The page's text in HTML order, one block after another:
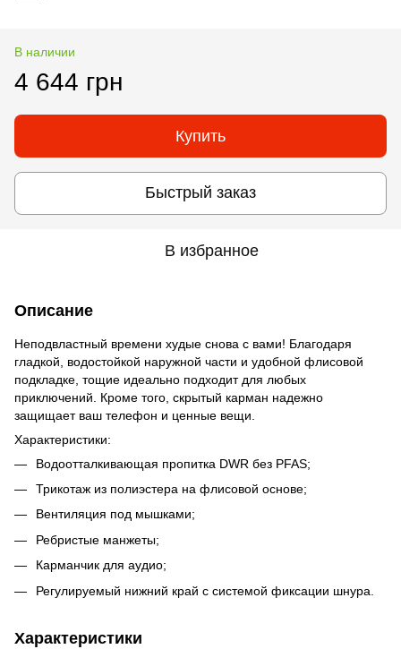
В наличии
4 644 грн
Купить
Быстрый заказ
В избранное
Описание
Неподвластный времени худые снова с вами! Благодаря
гладкой, водостойкой наружной части и удобной флисовой
подкладке, тощие идеально подходит для любых
приключений. Кроме того, скрытый карман надежно
защищает ваш телефон и ценные вещи.
Характеристики:
Водоотталкивающая пропитка DWR без PFAS;
Трикотаж из полиэстера на флисовой основе;
Вентиляция под мышками;
Ребристые манжеты;
Карманчик для аудио;
Регулируемый нижний край с системой фиксации шнура.
Характеристики